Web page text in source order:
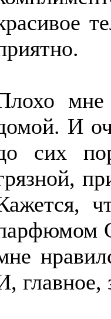
мне
И
сих
главное,